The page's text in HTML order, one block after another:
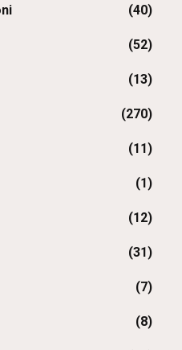
(40)
(52)
(13)
(270)
(11)
(1)
(12)
(31)
(7)
(8)